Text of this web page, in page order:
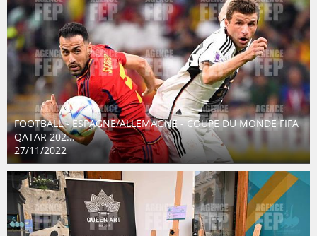
FOOTBALL - ESPAGNE/ALLEMAGNE - COUPE DU MONDE FIFA
QATAR 202...
27/11/2022